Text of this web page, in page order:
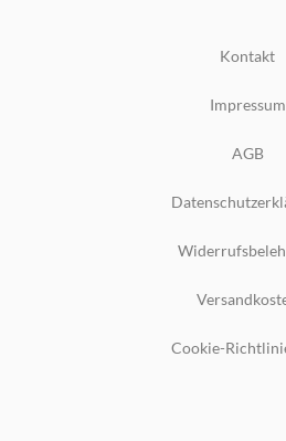
Kontakt
Impressum
AGB
Cookie-